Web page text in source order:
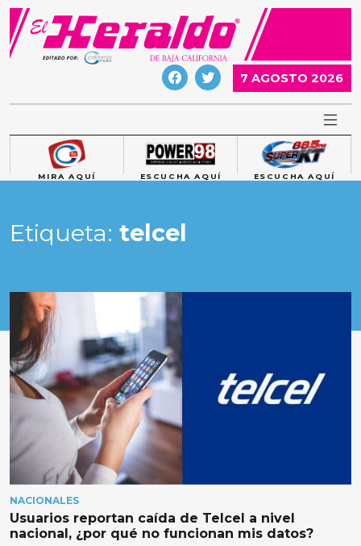
Skip
content
7 AGOSTO 2026
MIRA AQUÍ ESCUCHA AQUÍ ESCUCHA AQUÍ
Etiqueta: telcel
NACIONALES
Usuarios reportan caída de Telcel a nivel
nacional, ¿por qué no funcionan mis datos?